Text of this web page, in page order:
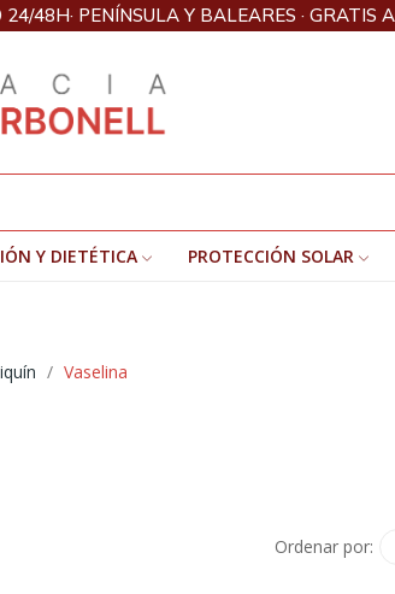
24/48H· PENÍNSULA Y BALEARES · GRATIS
Y DIETÉTICA PROTECCIÓN SOLAR
Vaselina
Ordenar por: